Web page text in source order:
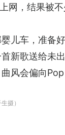
，结果被不
儿车，准备
新歌送给未
风会偏向
摄）